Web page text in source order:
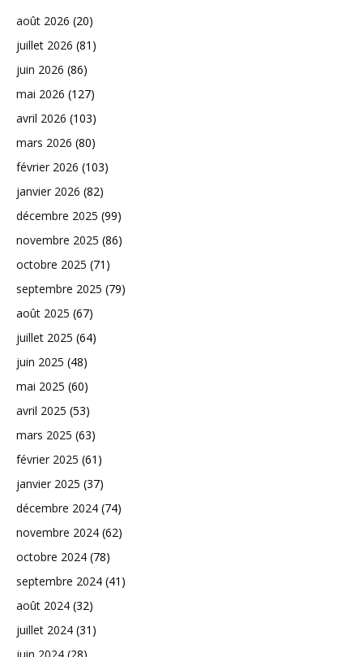
août 2026 (20)
juillet 2026 (81)
juin 2026 (86)
mai 2026 (127)
avril 2026 (103)
mars 2026 (80)
février 2026 (103)
janvier 2026 (82)
décembre 2025 (99)
novembre 2025 (86)
octobre 2025 (71)
septembre 2025 (79)
août 2025 (67)
juillet 2025 (64)
juin 2025 (48)
mai 2025 (60)
avril 2025 (53)
mars 2025 (63)
février 2025 (61)
janvier 2025 (37)
décembre 2024 (74)
novembre 2024 (62)
octobre 2024 (78)
septembre 2024 (41)
août 2024 (32)
juillet 2024 (31)